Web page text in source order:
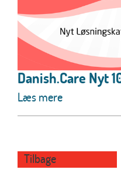
Danish.Care Nyt
Læs mere
Tilbage